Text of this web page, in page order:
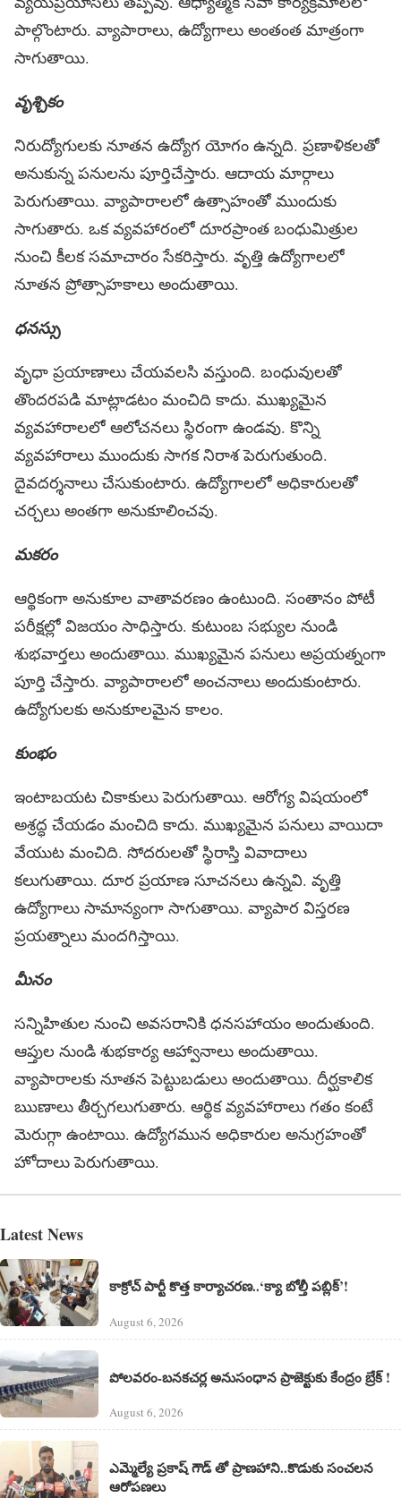
పాల్గొంటారు. వ్యాపారాలు, ఉద్యోగాలు అంతంత మాత్రంగా
సాగుతాయి.
వృశ్చికం
నిరుద్యోగులకు నూతన ఉద్యోగ యోగం ఉన్నది. ప్రణాళికలతో
అనుకున్న పనులను పూర్తిచేస్తారు. ఆదాయ మార్గాలు
పెరుగుతాయి. వ్యాపారాలలో ఉత్సాహంతో ముందుకు
సాగుతారు. ఒక వ్యవహారంలో దూరప్రాంత బంధుమిత్రుల
నుంచి కీలక సమాచారం సేకరిస్తారు. వృత్తి ఉద్యోగాలలో
నూతన ప్రోత్సాహకాలు అందుతాయి.
ధనస్సు
వృధా ప్రయాణాలు చేయవలసి వస్తుంది. బంధువులతో
తొందరపడి మాట్లాడటం మంచిది కాదు. ముఖ్యమైన
వ్యవహారాలలో ఆలోచనలు స్థిరంగా ఉండవు. కొన్ని
వ్యవహారాలు ముందుకు సాగక నిరాశ పెరుగుతుంది.
దైవదర్శనాలు చేసుకుంటారు. ఉద్యోగాలలో అధికారులతో
చర్చలు అంతగా అనుకూలించవు.
మకరం
ఆర్థికంగా అనుకూల వాతావరణం ఉంటుంది. సంతానం పోటీ
పరీక్షల్లో విజయం సాధిస్తారు. కుటుంబ సభ్యుల నుండి
శుభవార్తలు అందుతాయి. ముఖ్యమైన పనులు అప్రయత్నంగా
పూర్తి చేస్తారు. వ్యాపారాలలో అంచనాలు అందుకుంటారు.
ఉద్యోగులకు అనుకూలమైన కాలం.
కుంభం
ఇంటాబయట చికాకులు పెరుగుతాయి. ఆరోగ్య విషయంలో
అశ్రద్ధ చేయడం మంచిది కాదు. ముఖ్యమైన పనులు వాయిదా
వేయుట మంచిది. సోదరులతో స్థిరాస్తి వివాదాలు
కలుగుతాయి. దూర ప్రయాణ సూచనలు ఉన్నవి. వృత్తి
ఉద్యోగాలు సామాన్యంగా సాగుతాయి. వ్యాపార విస్తరణ
ప్రయత్నాలు మందగిస్తాయి.
మీనం
సన్నిహితుల నుంచి అవసరానికి ధనసహాయం అందుతుంది.
ఆప్తుల నుండి శుభకార్య ఆహ్వానాలు అందుతాయి.
వ్యాపారాలకు నూతన పెట్టుబడులు అందుతాయి. దీర్ఘకాలిక
ఋణాలు తీర్చగలుగుతారు. ఆర్థిక వ్యవహారాలు గతం కంటే
మెరుగ్గా ఉంటాయి. ఉద్యోగమున అధికారుల అనుగ్రహంతో
హోదాలు పెరుగుతాయి.
Latest News
కాక్రోచ్ పార్టీ కొత్త కార్యాచరణ..‘క్యా బోల్తీ పబ్లిక్’!
August 6, 2026
పోలవరం-బనకచర్ల అనుసంధాన ప్రాజెక్టుకు కేంద్రం బ్రేక్ !
August 6, 2026
ఎమ్మెల్యే ప్రకాష్ గౌడ్ తో ప్రాణహాని..కొడుకు సంచలన
ఆరోపణలు